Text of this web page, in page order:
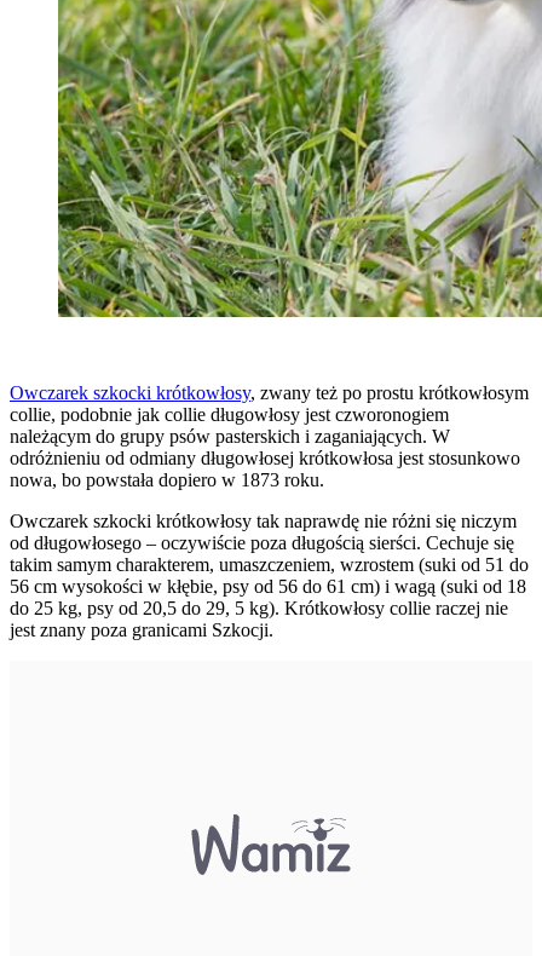
Owczarek szkocki krótkowłosy, zwany też po prostu krótkowłosym
collie, podobnie jak collie długowłosy jest czworonogiem
należącym do grupy psów pasterskich i zaganiających. W
odróżnieniu od odmiany długowłosej krótkowłosa jest stosunkowo
nowa, bo powstała dopiero w 1873 roku.
Owczarek szkocki krótkowłosy tak naprawdę nie różni się niczym
od długowłosego – oczywiście poza długością sierści. Cechuje się
takim samym charakterem, umaszczeniem, wzrostem (suki od 51 do
56 cm wysokości w kłębie, psy od 56 do 61 cm) i wagą (suki od 18
do 25 kg, psy od 20,5 do 29, 5 kg). Krótkowłosy collie raczej nie
jest znany poza granicami Szkocji.